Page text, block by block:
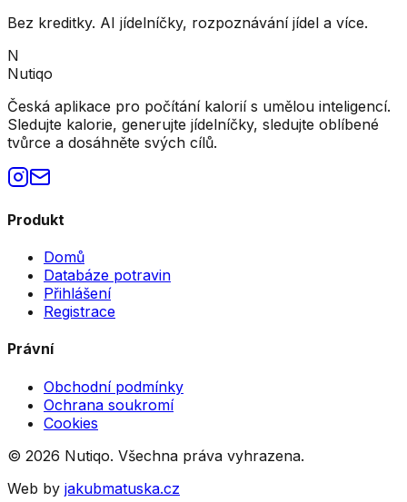
Bez kreditky. AI jídelníčky, rozpoznávání jídel a více.
N
Nutiqo
Česká aplikace pro počítání kalorií s umělou inteligencí.
Sledujte kalorie, generujte jídelníčky, sledujte oblíbené
tvůrce a dosáhněte svých cílů.
Produkt
Domů
Databáze potravin
Přihlášení
Registrace
Právní
Obchodní podmínky
Ochrana soukromí
Cookies
© 2026 Nutiqo. Všechna práva vyhrazena.
Web by jakubmatuska.cz